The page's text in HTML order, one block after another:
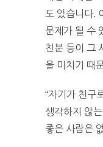
도 있습니다.
문제가 될 수
친분 등이 그
을 미치기 때
“자기가 친구
생각하지 않
좋은 사람은